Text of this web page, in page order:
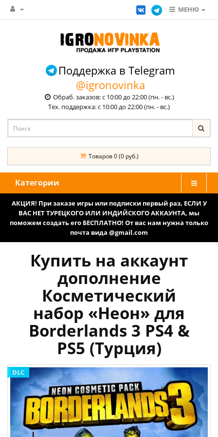
МЕНЮ
Поддержка в Telegram
@igronovinka
Обраб. заказов: с 10:00 до 22:00 (пн. - вс.)
Тех. поддержка: с 10:00 до 22:00 (пн. - вс.)
Товаров 0 (0 руб.)
Категории
АКЦИЯ! При заказе игры или подписки первый раз, ЕСЛИ У
ВАС НЕТ ТУРЕЦКОГО ИЛИ ИНДИЙСКОГО АККАУНТА, мы
поможем создать его БЕСПЛАТНО! От вас нам нужна только
почта вида @gmail.com
Купить на аккаунт
дополнение
Косметический
набор «Неон» для
Borderlands 3 PS4 &
PS5 (Турция)
DLC